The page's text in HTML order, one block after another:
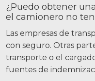
¿Puedo obtener
el camionero no
Las empresas de
con seguro. Otras
transporte o el
fuentes de